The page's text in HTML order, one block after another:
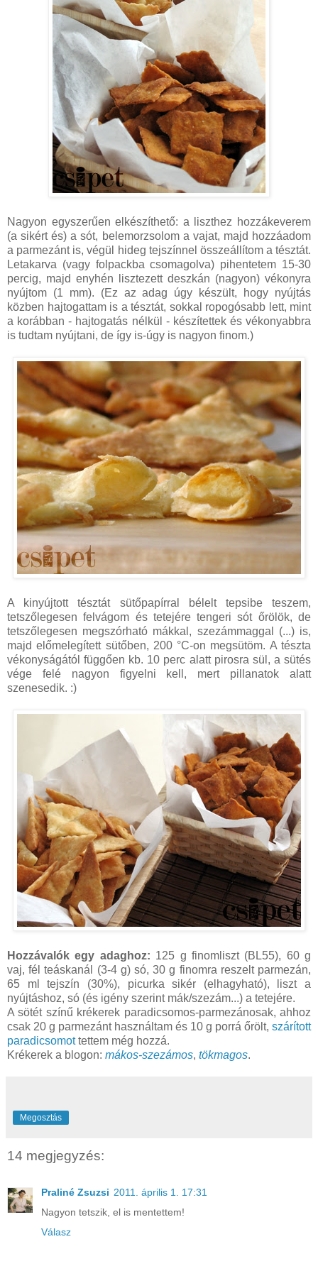
Nagyon egyszerűen elkészíthető: a liszthez hozzákeverem
(a sikért és) a sót, belemorzsolom a vajat, majd hozzáadom
a parmezánt is, végül hideg tejszínnel összeállítom a tésztát.
Letakarva (vagy folpackba csomagolva) pihentetem 15-30
percig, majd enyhén lisztezett deszkán (nagyon) vékonyra
nyújtom (1 mm). (Ez az adag úgy készült, hogy nyújtás
közben hajtogattam is a tésztát, sokkal ropogósabb lett, mint
a korábban - hajtogatás nélkül - készítettek és vékonyabbra
is tudtam nyújtani, de így is-úgy is nagyon finom.)
A kinyújtott tésztát sütőpapírral bélelt tepsibe teszem,
tetszőlegesen felvágom és tetejére tengeri sót őrölök, de
tetszőlegesen megszórható mákkal, szezámmaggal (...) is,
majd előmelegített sütőben, 200 °C-on megsütöm. A tészta
vékonyságától függően kb. 10 perc alatt pirosra sül, a sütés
vége felé nagyon figyelni kell, mert pillanatok alatt
szenesedik. :)
Hozzávalók egy adaghoz: 125 g finomliszt (BL55), 60 g
vaj, fél teáskanál (3-4 g) só, 30 g finomra reszelt parmezán,
65 ml tejszín (30%), picurka sikér (elhagyható), liszt a
nyújtáshoz, só (és igény szerint mák/szezám...) a tetejére.
A sötét színű krékerek paradicsomos-parmezánosak, ahhoz
csak 20 g parmezánt használtam és 10 g porrá őrölt, szárított
paradicsomottettem még hozzá.
Krékerek a blogon: mákos-szezámos, tökmagos.
Megosztás
14 megjegyzés:
Praliné Zsuzsi 2011. április 1. 17:31
Nagyon tetszik, el is mentettem!
Válasz